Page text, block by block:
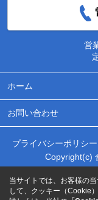
営
ホーム
お問い合わせ
プライバシーポリシー
Copyright(c)
当サイトでは、お客様の
して、クッキー（Cookie